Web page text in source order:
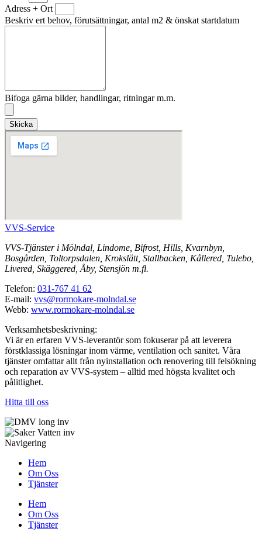
Adress + Ort
Beskriv ert behov, förutsättningar, antal m2 & önskat startdatum
Bifoga gärna bilder, handlingar, ritningar m.m.
Skicka
VVS-Service
VVS-Tjänster i Mölndal, Lindome, Bifrost, Hills, Kvarnbyn,
Bosgården, Toltorpsdalen, Krokslätt, Stallbacken, Kållered, Tulebo,
Livered, Skäggered, Åby, Stensjön m.fl.
Telefon: 031-767 41 62
E-mail: vvs@rormokare-molndal.se
Webb: www.rormokare-molndal.se
Verksamhetsbeskrivning:
Vi är en erfaren VVS-leverantör som fokuserar på att leverera
förstklassiga lösningar inom värme, ventilation och sanitet. Våra
tjänster omfattar allt från nyinstallation och renovering till felsökning
och reparation av VVS-system – alltid med högsta kvalitet och
pålitlighet.
Hitta till oss
Navigering
Hem
Om Oss
Tjänster
Hem
Om Oss
Tjänster